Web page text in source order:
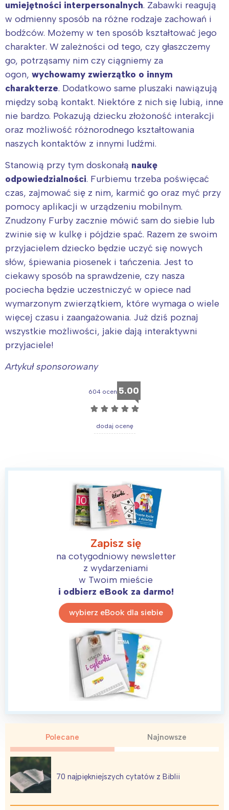
umiejętności interpersonalnych. Zabawki reagują
w odmienny sposób na różne rodzaje zachowań i
bodźców. Możemy w ten sposób kształtować jego
charakter. W zależności od tego, czy głaszczemy
go, potrząsamy nim czy ciągniemy za
ogon, wychowamy zwierzątko o innym
charakterze. Dodatkowo same pluszaki nawiązują
między sobą kontakt. Niektóre z nich się lubią, inne
nie bardzo. Pokazują dziecku złożoność interakcji
oraz możliwość różnorodnego kształtowania
naszych kontaktów z innymi ludźmi.
Stanowią przy tym doskonałą naukę
odpowiedzialności. Furbiemu trzeba poświęcać
czas, zajmować się z nim, karmić go oraz myć przy
pomocy aplikacji w urządzeniu mobilnym.
Znudzony Furby zacznie mówić sam do siebie lub
zwinie się w kulkę i pójdzie spać. Razem ze swoim
przyjacielem dziecko będzie uczyć się nowych
słów, śpiewania piosenek i tańczenia. Jest to
ciekawy sposób na sprawdzenie, czy nasza
pociecha będzie uczestniczyć w opiece nad
wymarzonym zwierzątkiem, które wymaga o wiele
więcej czasu i zaangażowania. Już dziś poznaj
wszystkie możliwości, jakie dają interaktywni
przyjaciele!
Artykułsponsorowany
604 ocen 5.00
☆ ☆ ☆ ☆ ☆
dodaj ocenę
Zapisz się
na cotygodniowy newsletter
z wydarzeniami
w Twoim mieście
i odbierz eBook za darmo!
wybierz eBook dla siebie
Polecane Najnowsze
70 najpiękniejszych cytatów z Biblii
Interesują mnie wydarzenia z
tego regionu:
Warszawa
Trójmiasto
Poznań
Wrocław
Śląsk
Południe
Północ
Wszystkie
Wybieram